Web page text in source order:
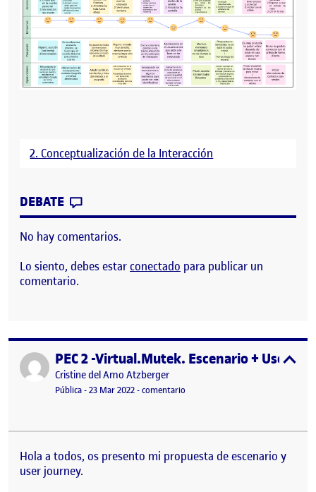
2. Conceptualización de la Interacción
DEBATE
No hay comentarios.
Lo siento, debes estarconectado para publicar un
comentario.
Publicado porPEC 2 -Virtual.Mutek. Escenario + User
Publicado por
Cristine del Amo Atzberger
Visibilidad:
Pública-Fecha de publicación
23 Mar 20226 abril, 2022 1:32 pm
-comentario
Hola a todos, os presento mi propuesta de escenario y
user journey.